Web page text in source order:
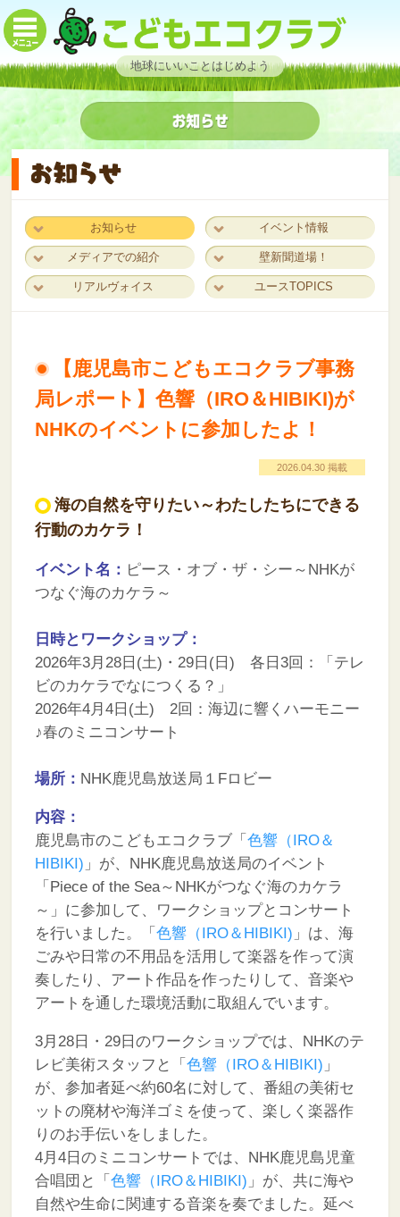
地球にいいことはじめよう
お知らせ イベント情報
メディアでの紹介 壁新聞道場！
リアルヴォイス ユースTOPICS
【鹿児島市こどもエコクラブ事務
局レポート】色響（IRO＆HIBIKI)が
NHKのイベントに参加したよ！
2026.04.30 掲載
海の自然を守りたい～わたしたちにできる
行動のカケラ！
イベント名： ピース・オブ・ザ・シー～NHKが
つなぐ海のカケラ～
日時とワークショップ：
2026年3月28日(土)・29日(日) 各日3回：「テレ
ビのカケラでなにつくる？」
2026年4月4日(土) 2回：海辺に響くハーモニー
♪春のミニコンサート
場所： NHK鹿児島放送局１Fロビー
内容：
鹿児島市のこどもエコクラブ「 色響（IRO＆
HIBIKI) 」が、NHK鹿児島放送局のイベント
「Piece of the Sea～NHKがつなぐ海のカケラ
～」に参加して、ワークショップとコンサート
を行いました。「 色響（IRO＆HIBIKI) 」は、海
ごみや日常の不用品を活用して楽器を作って演
奏したり、アート作品を作ったりして、音楽や
アートを通した環境活動に取組んでいます。
3月28日・29日のワークショップでは、NHKのテ
レビ美術スタッフと「 色響（IRO＆HIBIKI) 」
が、参加者延べ約60名に対して、番組の美術セ
ットの廃材や海洋ゴミを使って、楽しく楽器作
りのお手伝いをしました。
4月4日のミニコンサートでは、NHK鹿児島児童
合唱団と「 色響（IRO＆HIBIKI) 」が、共に海や
自然や生命に関連する音楽を奏でました。延べ